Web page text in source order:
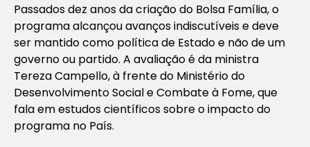
Passados dez anos da criação do Bolsa Família, o
programa alcançou avanços indiscutíveis e deve
ser mantido como política de Estado e não de um
governo ou partido. A avaliação é da ministra
Tereza Campello, à frente do Ministério do
Desenvolvimento Social e Combate à Fome, que
fala em estudos científicos sobre o impacto do
programa no País.